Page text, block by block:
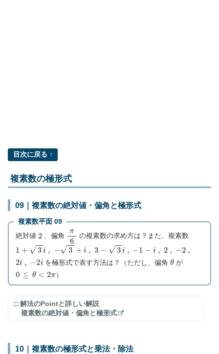
目次に戻る ↑
複素数の極形式
09｜複素数の絶対値・偏角と極形式
複素数平面 09
絶対値 2、偏角 π6 の複素数の求め方は？また、複素数
1 +3 , +i , 3 , 1 2 2
2 i 2i を極形式で表す方法は？（ただし、偏角θ が
0 ≦ θ< π ）
□ 解法のPointと詳しい解説
複素数の絶対値・偏角と極形式
10｜複素数の極形式と乗法・除法